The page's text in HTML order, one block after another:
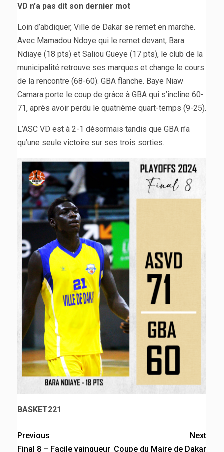
VD n’a pas dit son dernier mot
Loin d’abdiquer, Ville de Dakar se remet en marche.
Avec Mamadou Ndoye qui le remet devant, Bara
Ndiaye (18 pts) et Saliou Gueye (17 pts), le club de la
municipalité retrouve ses marques et change le cours
de la rencontre (68-60). GBA flanche. Baye Niaw
Camara porte le coup de grâce à GBA qui s’incline 60-
71, après avoir perdu le quatrième quart-temps (9-25).
L’ASC VD est à 2-1 désormais tandis que GBA n’a
qu’une seule victoire sur ses trois sorties.
BASKET221
Previous
Final 8 – Facile vainqueur
Next
Coupe du Maire de Dakar